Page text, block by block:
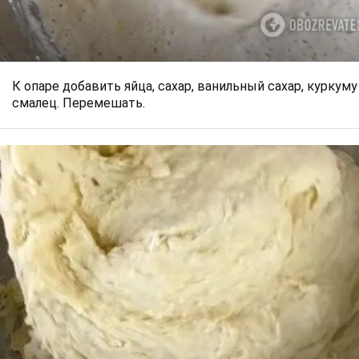
К опаре добавить яйца, сахар, ванильный сахар,
смалец. Перемешать.